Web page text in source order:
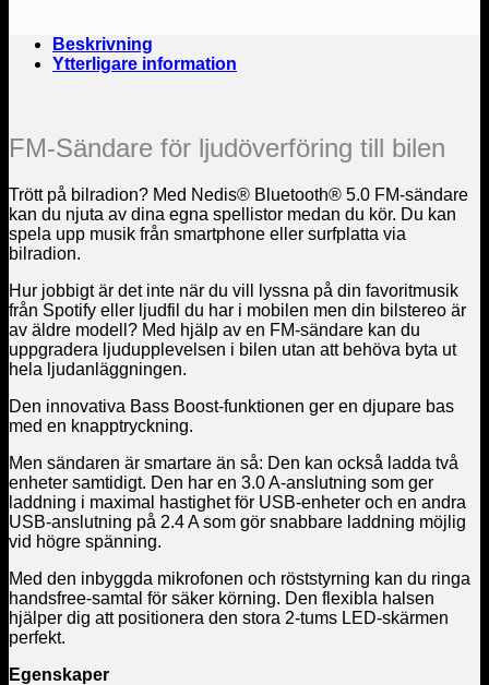
Beskrivning
Ytterligare information
FM-Sändare för ljudöverföring till bilen
Trött på bilradion? Med Nedis® Bluetooth® 5.0 FM-sändare
kan du njuta av dina egna spellistor medan du kör. Du kan
spela upp musik från smartphone eller surfplatta via
bilradion.
Hur jobbigt är det inte när du vill lyssna på din favoritmusik
från Spotify eller ljudfil du har i mobilen men din bilstereo är
av äldre modell? Med hjälp av en FM-sändare kan du
uppgradera ljudupplevelsen i bilen utan att behöva byta ut
hela ljudanläggningen.
Den innovativa Bass Boost-funktionen ger en djupare bas
med en knapptryckning.
Men sändaren är smartare än så: Den kan också ladda två
enheter samtidigt. Den har en 3.0 A-anslutning som ger
laddning i maximal hastighet för USB-enheter och en andra
USB-anslutning på 2.4 A som gör snabbare laddning möjlig
vid högre spänning.
Med den inbyggda mikrofonen och röststyrning kan du ringa
handsfree-samtal för säker körning. Den flexibla halsen
hjälper dig att positionera den stora 2-tums LED-skärmen
perfekt.
Egenskaper